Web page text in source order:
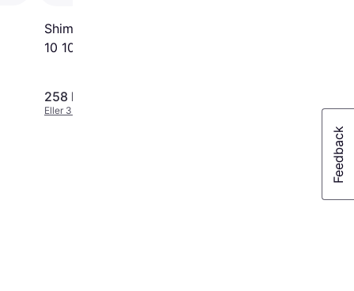
Shimano Deore CS-HG50-
10 10-Speed 11-36T
258 kr.
Eller 3 betalinger af 86 kr.